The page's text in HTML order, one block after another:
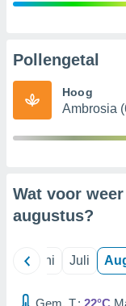
Pollengetal
Hoog
Ambrosia
Wat voor
augustus?
Juni Juli
Gem, T.: 22°C